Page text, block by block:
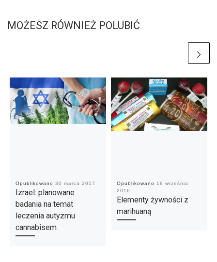
MOŻESZ RÓWNIEŻ POLUBIĆ
Opublikowano 30 marca 2017
Izrael: planowane
badania na temat
leczenia autyzmu
cannabisem
Opublikowano
18 września
2016
Elementy żywności z
marihuaną